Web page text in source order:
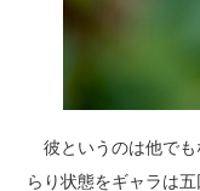
彼というのは他で
らり状態をギャラは